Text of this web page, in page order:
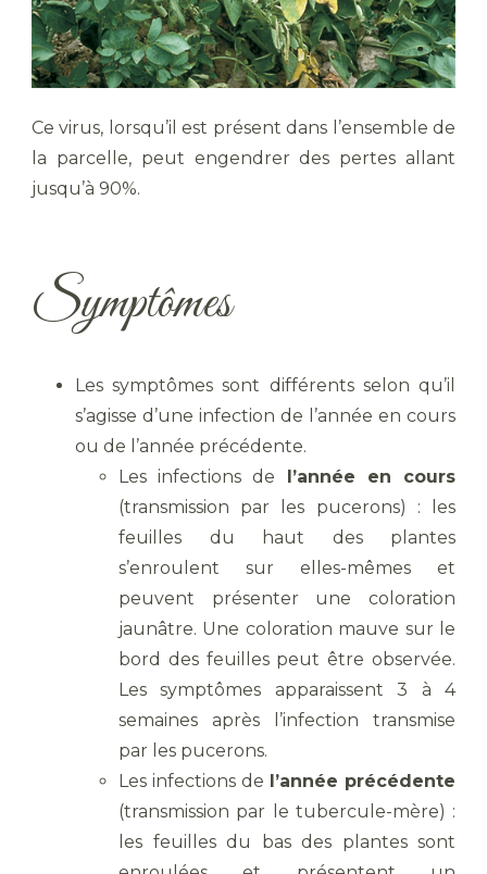
Ce virus, lorsqu’il est présent dans l’ensemble de
la parcelle, peut engendrer des pertes allant
jusqu’à 90%.
Symptômes
Les symptômes sont différents selon qu’il
s’agisse d’une infection de l’année en cours
ou de l’année précédente.
Les infections de l’année en cours
(transmission par les pucerons) : les
feuilles du haut des plantes
s’enroulent sur elles-mêmes et
peuvent présenter une coloration
jaunâtre. Une coloration mauve sur le
bord des feuilles peut être observée.
Les symptômes apparaissent 3 à 4
semaines après l’infection transmise
par les pucerons.
Les infections de l’année précédente
(transmission par le tubercule-mère) :
les feuilles du bas des plantes sont